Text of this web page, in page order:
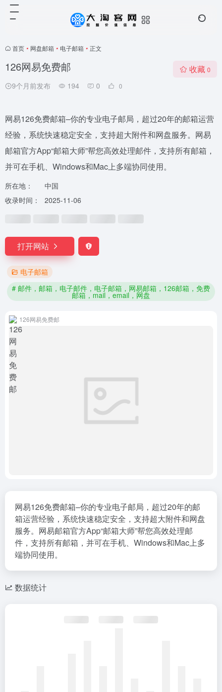
首页 • 网盘邮箱 • 电子邮箱 • 正文
126网易免费邮
9个月前发布 194 0 0
收藏 0
网易126免费邮箱–你的专业电子邮局，超过20年的邮箱运营
经验，系统快速稳定安全，支持超大附件和网盘服务。网易
邮箱官方App“邮箱大师”帮您高效处理邮件，支持所有邮箱，
并可在手机、Windows和Mac上多端协同使用。
所在地：
中国
收录时间：
2025-11-06
打开网站
电子邮箱
# 邮件，邮箱，电子邮件，电子邮箱，网易邮箱，126邮箱，免费
邮箱，mail，email，网盘
126网易免费邮
网易126免费邮箱–你的专业电子邮局，超过20年的邮
箱运营经验，系统快速稳定安全，支持超大附件和网盘
服务。网易邮箱官方App“邮箱大师”帮您高效处理邮
件，支持所有邮箱，并可在手机、Windows和Mac上多
端协同使用。
数据统计